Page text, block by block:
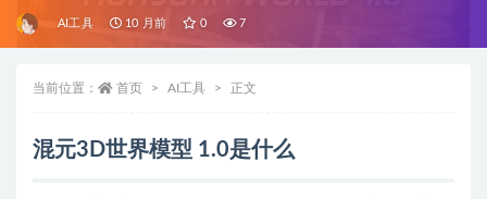
AI工具 10 月前 0 7
当前位置： 首页 AI工具 正文
混元3D世界模型 1.0是什么